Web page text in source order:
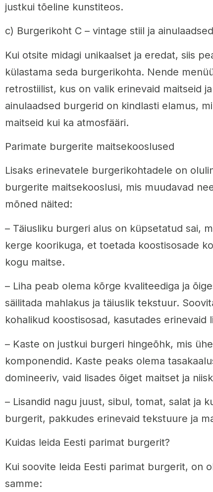
justkui tõeline kunstiteos.
c) Burgerikoht C – vintage stiil ja
Kui otsite midagi unikaalset ja eredat, siis
külastama seda burgerikohta. Nende
retrostiilist, kus on valik erinevaid maitseid
ainulaadsed burgerid on kindlasti elamus,
maitseid kui ka atmosfääri.
Parimate burgerite maitsekooslused
Lisaks erinevatele burgerikohtadele on
burgerite maitsekooslusi, mis muudavad
mõned näited:
– Täiusliku burgeri alus on küpsetatud sai,
kerge koorikuga, et toetada koostisosade
kogu maitse.
– Liha peab olema kõrge kvaliteediga ja
säilitada mahlakus ja täiuslik tekstuur.
kohalikud koostisosad, kasutades erinevaid
– Kaste on justkui burgeri hingeõhk, mis
komponendid. Kaste peaks olema
domineeriv, vaid lisades õiget maitset ja
– Lisandid nagu juust, sibul, tomat, salat ja
burgerit, pakkudes erinevaid tekstuure ja
Kuidas leida Eesti parimat burgerit?
Kui soovite leida Eesti parimat burgerit, on
samme: